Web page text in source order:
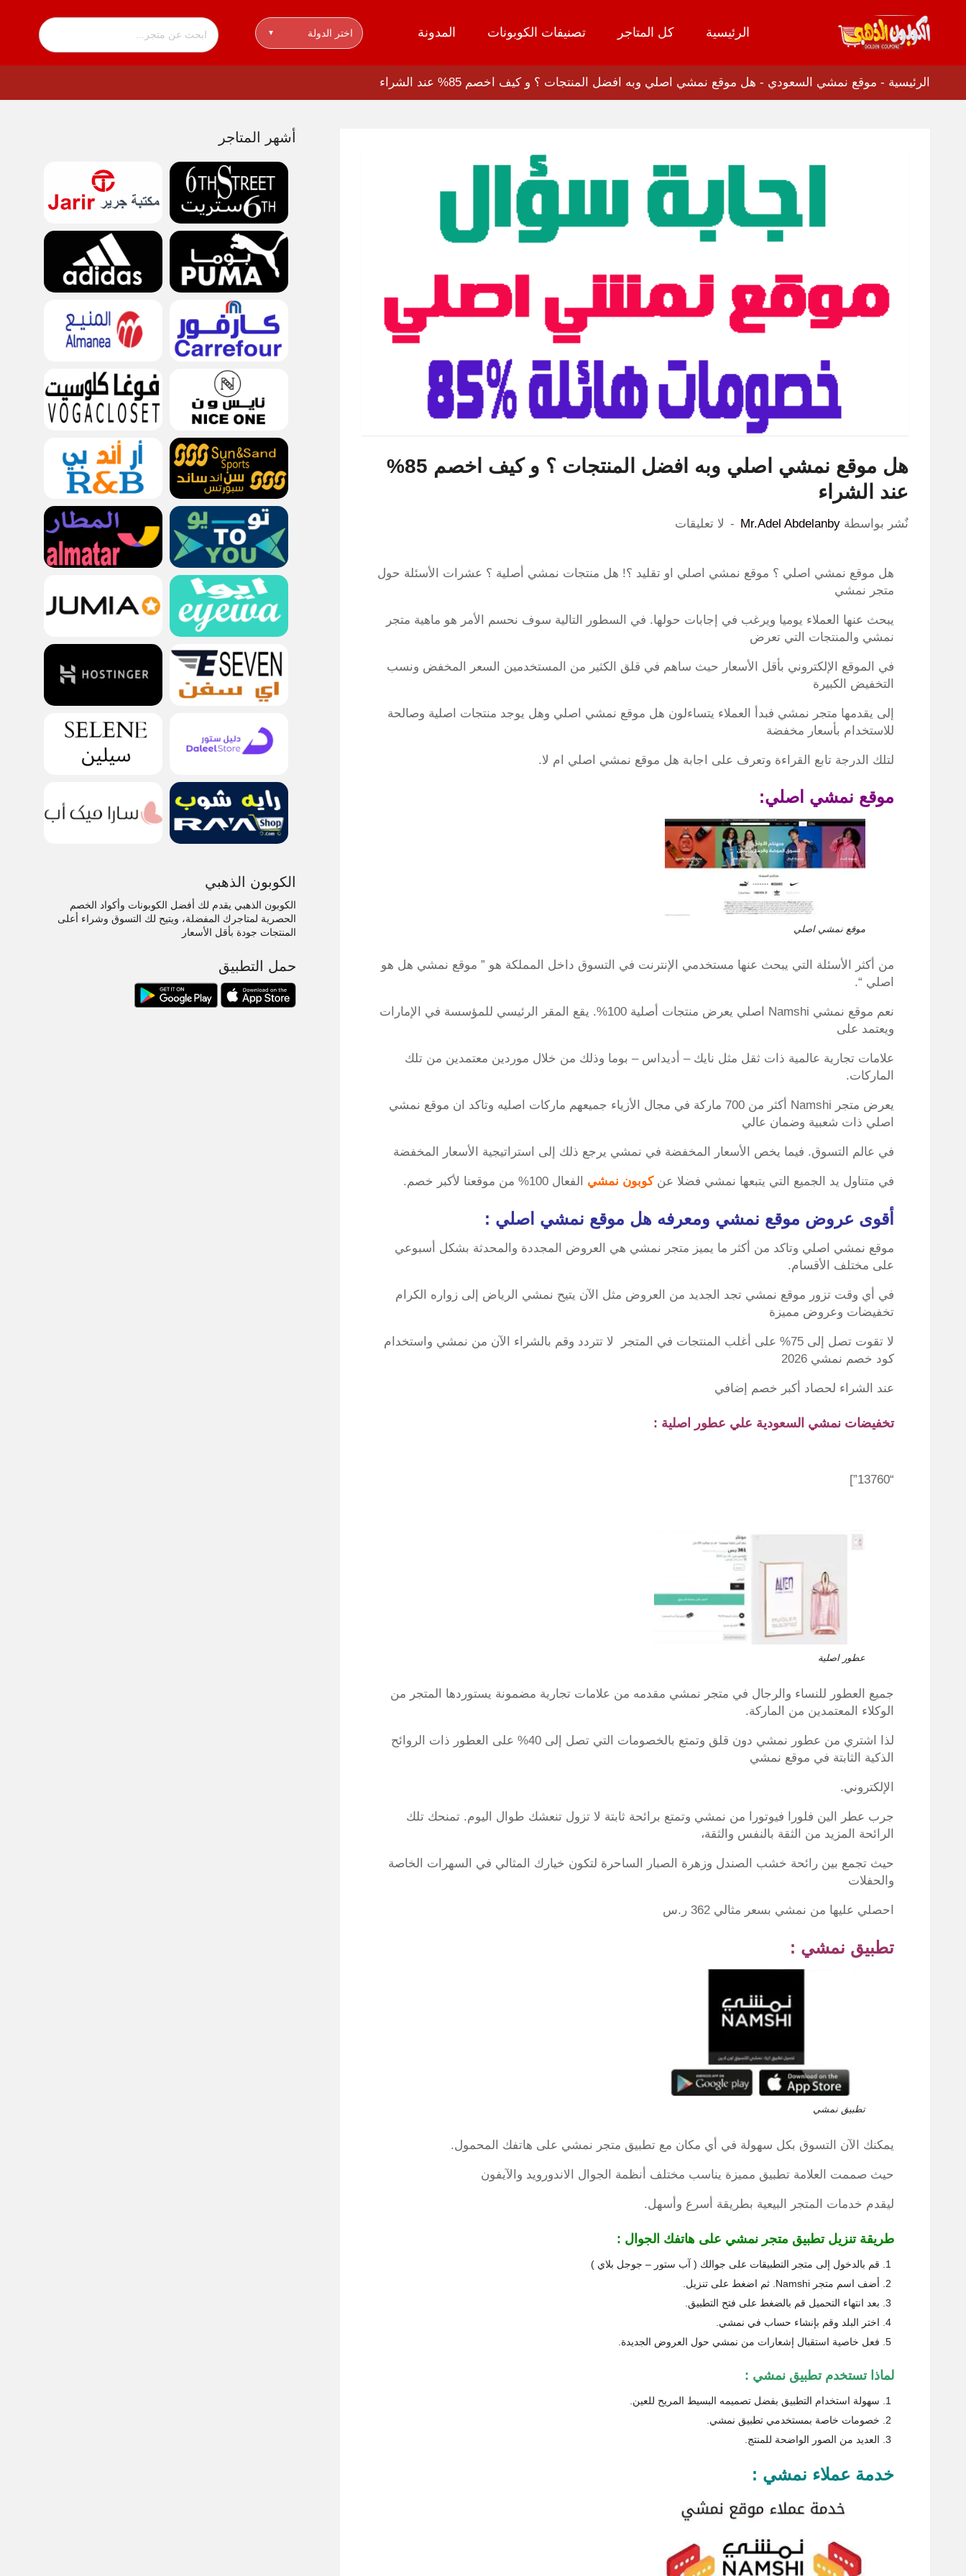
تخطي
المحتوى
الرئيسية كل المتاجر تصنيفات الكوبونات المدونة اختر الدولة ▾
الرئيسية - موقع نمشي السعودي - هل موقع نمشي اصلي وبه افضل المنتجات ؟ و كيف اخصم 85% عند الشراء
هل موقع نمشي اصلي وبه افضل المنتجات ؟ و كيف اخصم 85%
عند الشراء
نٌشر بواسطة Mr.Adel Abdelanby لا تعليقات
هل موقع نمشي اصلي ؟ موقع نمشي اصلي او تقليد ؟! هل منتجات نمشي أصلية ؟ عشرات الأسئلة حول
متجر نمشي
يبحث عنها العملاء يوميا ويرغب في إجابات حولها. في السطور التالية سوف نحسم الأمر هو ماهية متجر
نمشي والمنتجات التي تعرض
في الموقع الإلكتروني بأقل الأسعار حيث ساهم في قلق الكثير من المستخدمين السعر المخفض ونسب
التخفيض الكبيرة
إلى يقدمها متجر نمشي فبدأ العملاء يتساءلون هل موقع نمشي اصلي وهل يوجد منتجات اصلية وصالحة
للاستخدام بأسعار مخفضة
لتلك الدرجة تابع القراءة وتعرف على اجابة هل موقع نمشي اصلي ام لا.
موقع نمشي اصلي:
موقع نمشي اصلي
من أكثر الأسئلة التي يبحث عنها مستخدمي الإنترنت في التسوق داخل المملكة هو ” موقع نمشي هل هو
اصلي “.
نعم موقع نمشي Namshi اصلي يعرض منتجات أصلية 100%. يقع المقر الرئيسي للمؤسسة في الإمارات
ويعتمد على
علامات تجارية عالمية ذات ثقل مثل نايك – أديداس – بوما وذلك من خلال موردين معتمدين من تلك
الماركات.
يعرض متجر Namshi أكثر من 700 ماركة في مجال الأزياء جميعهم ماركات اصليه وتاكد ان موقع نمشي
اصلي ذات شعبية وضمان عالي
في عالم التسوق. فيما يخص الأسعار المخفضة في نمشي يرجع ذلك إلى استراتيجية الأسعار المخفضة
في متناول يد الجميع التي يتبعها نمشي فضلا عنكوبون نمشي الفعال 100% من موقعنا لأكبر خصم.
أقوى عروض موقع نمشي ومعرفه هل موقع نمشي اصلي :
موقع نمشي اصلي وتاكد من أكثر ما يميز متجر نمشي هي العروض المجددة والمحدثة بشكل أسبوعي
على مختلف الأقسام.
في أي وقت تزور موقع نمشي تجد الجديد من العروض مثل الآن يتيح نمشي الرياض إلى زواره الكرام
تخفيضات وعروض مميزة
لا تقوت تصل إلى 75% على أغلب المنتجات في المتجر لا تتردد وقم بالشراء الآن من نمشي واستخدام
كود خصم نمشي 2026
عند الشراء لحصاد أكبر خصم إضافي
تخفيضات نمشي السعودية علي عطور اصلية :
“13760”]
عطور اصلية
جميع العطور للنساء والرجال في متجر نمشي مقدمه من علامات تجارية مضمونة يستوردها المتجر من
الوكلاء المعتمدين من الماركة.
لذا اشتري من عطور نمشي دون قلق وتمتع بالخصومات التي تصل إلى 40% على العطور ذات الروائح
الذكية الثابتة في موقع نمشي
الإلكتروني.
جرب عطر الين فلورا فيوتورا من نمشي وتمتع برائحة ثابتة لا تزول تنعشك طوال اليوم. تمنحك تلك
الرائحة المزيد من الثقة بالنفس والثقة،
حيث تجمع بين رائحة خشب الصندل وزهرة الصبار الساحرة لتكون خيارك المثالي في السهرات الخاصة
والحفلات
احصلي عليها من نمشي بسعر مثالي 362 ر.س
تطبيق نمشي :
تطبيق نمشي
يمكنك الآن التسوق بكل سهولة في أي مكان مع تطبيق متجر نمشي على هاتفك المحمول.
حيث صممت العلامة تطبيق مميزة يناسب مختلف أنظمة الجوال الاندورويد والآيفون
ليقدم خدمات المتجر البيعية بطريقة أسرع وأسهل.
طريقة تنزيل تطبيق متجر نمشي على هاتفك الجوال :
قم بالدخول إلى متجر التطبيقات على جوالك ( آب ستور – جوجل بلاي )
أضف اسم متجر Namshi. ثم اضغط على تنزيل.
بعد انتهاء التحميل قم بالضغط على فتح التطبيق.
اختر البلد وقم بإنشاء حساب في نمشي.
فعل خاصية استقبال إشعارات من نمشي حول العروض الجديدة.
لماذا تستخدم تطبيق نمشي :
سهولة استخدام التطبيق بفضل تصميمه البسيط المريح للعين.
خصومات خاصة بمستخدمي تطبيق نمشي.
العديد من الصور الواضحة للمنتج.
خدمة عملاء نمشي :
أشهر المتاجر
الكوبون الذهبي
الكوبون الذهبي يقدم لك أفضل الكوبونات وأكواد الخصم
الحصرية لمتاجرك المفضلة، ويتيح لك التسوق وشراء أعلى
المنتجات جودة بأقل الأسعار
حمل التطبيق